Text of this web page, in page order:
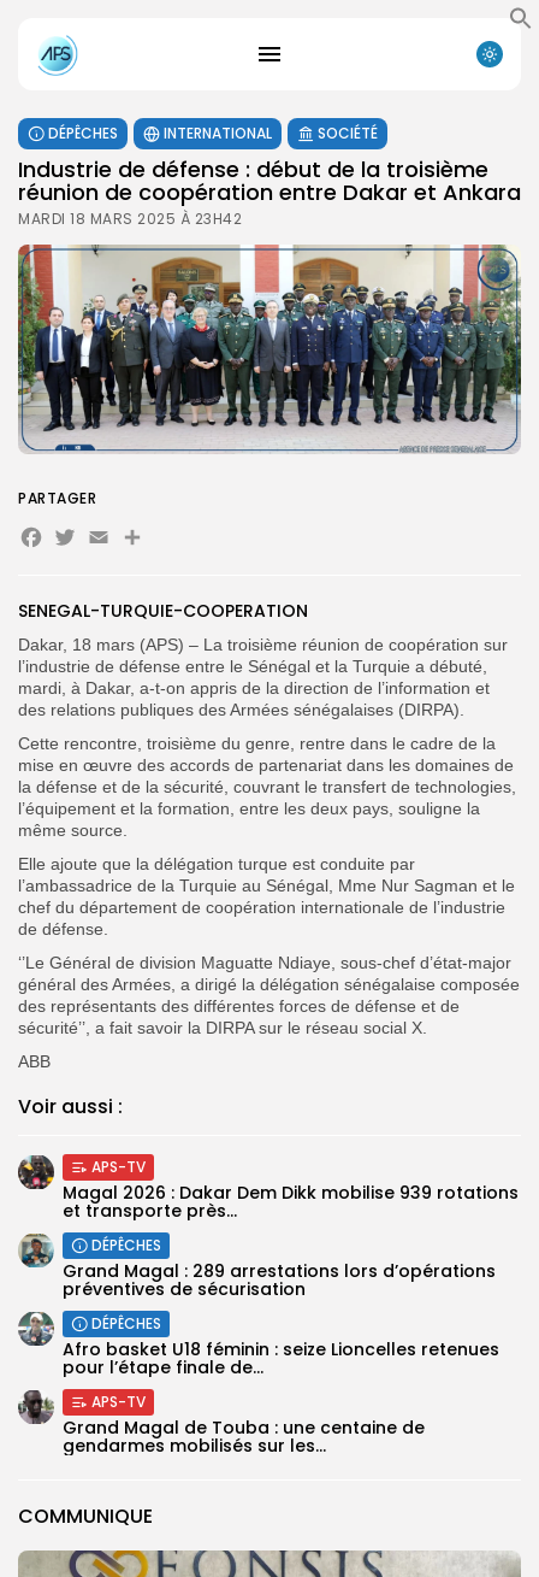
FR
DÉPÊCHES INTERNATIONAL SOCIÉTÉ
Industrie de défense : début de la troisième
réunion de coopération entre Dakar et Ankara
MARDI 18 MARS 2025 À 23H42
COMMUNIQUE
SENEGAL-TURQUIE-COOPERATION
Dakar, 18 mars (APS) – La troisième réunion de coopération sur
l’industrie de défense entre le Sénégal et la Turquie a débuté,
mardi, à Dakar, a-t-on appris de la direction de l’information et
des relations publiques des Armées sénégalaises (DIRPA).
Cette rencontre, troisième du genre, rentre dans le cadre de la
mise en œuvre des accords de partenariat dans les domaines de
la défense et de la sécurité, couvrant le transfert de technologies,
l’équipement et la formation, entre les deux pays, souligne la
même source.
Elle ajoute que la délégation turque est conduite par
l’ambassadrice de la Turquie au Sénégal, Mme Nur Sagman et le
chef du département de coopération internationale de l’industrie
de défense.
‘’Le Général de division Maguatte Ndiaye, sous-chef d’état-major
général des Armées, a dirigé la délégation sénégalaise composée
des représentants des différentes forces de défense et de
sécurité’’, a fait savoir la DIRPA sur le réseau social X.
ABB
Voir aussi :
APS-TV
Magal 2026 : Dakar Dem Dikk mobilise 939 rotations
et transporte près...
DÉPÊCHES
Grand Magal : 289 arrestations lors d’opérations
préventives de sécurisation
DÉPÊCHES
‎Afro basket U18 féminin : seize Lioncelles retenues
pour l’étape finale de...
APS-TV
Grand Magal de Touba : une centaine de
gendarmes mobilisés sur les...
PARTAGER
Facebook
Twitter
EmailPartager